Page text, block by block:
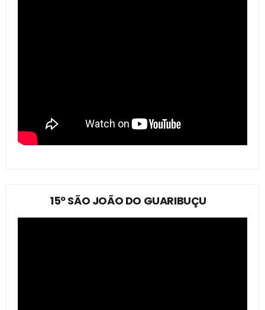
15º SÃO JOÃO DO GUARIBUÇU